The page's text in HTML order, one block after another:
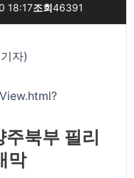
18:17조회46391
자)
북부 필리
막